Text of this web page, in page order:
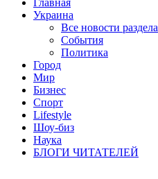
Главная
Украина
Все новости раздела
События
Политика
Город
Мир
Бизнес
Спорт
Lifestyle
Шоу-биз
Наука
БЛОГИ ЧИТАТЕЛЕЙ